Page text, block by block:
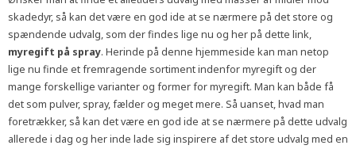
skadedyr, så kan det være en god ide at se nærmere på det store og
spændende udvalg, som der findes lige nu og her på dette link,
myregift på spray. Herinde på denne hjemmeside kan man netop
lige nu finde et fremragende sortiment indenfor myregift og der
mange forskellige varianter og former for myregift. Man kan både få
det som pulver, spray, fælder og meget mere. Så uanset, hvad man
foretrækker, så kan det være en god ide at se nærmere på dette udvalg
allerede i dag og her inde lade sig inspirere af det store udvalg med en